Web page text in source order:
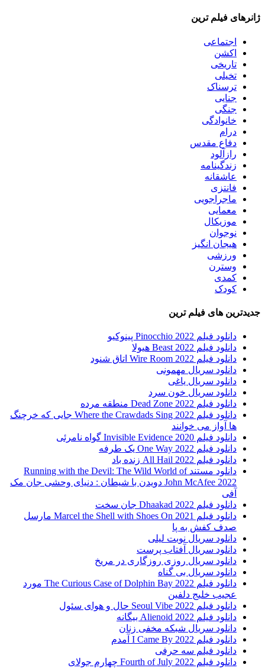
ژانرهای فیلم ترین
اجتماعی
اکشن
تاریخی
تخیلی
ترسناک
جنایی
جنگی
خانوادگی
درام
دفاع مقدس
رازآلود
زندگینامه
عاشقانه
فانتزی
ماجراجویی
معمایی
موزیکال
نوجوان
هیجان انگیز
ورزشی
وسترن
کمدی
کودک
جدیدترین های فیلم ترین
دانلود فیلم Pinocchio 2022 پینوکیو
دانلود فیلم Beast 2022 هیولا
دانلود فیلم Wire Room 2022 اتاق شنود
دانلود سریال مهمونی
دانلود سریال یاغی
دانلود سریال خون سرد
دانلود فیلم 2022 Dead Zone منطقه مرده
دانلود فیلم Where the Crawdads Sing 2022 جایی که خرچنگ
ها آواز می خوانند
دانلود فیلم 2020 Invisible Evidence گواه نامرئی
دانلود فیلم One Way 2022 یک طرفه
دانلود فیلم All Hail 2022 زنده باد
دانلود مستند Running with the Devil: The Wild World of
John McAfee 2022 دویدن با شیطان : دنیای وحشی جان مک
آفی
دانلود فیلم Dhaakad 2022 جان سخت
دانلود فیلم Marcel the Shell with Shoes On 2021 مارسل
صدف کفش به پا
دانلود سریال نوبت لیلی
دانلود سریال آفتاب پرست
دانلود سریال روزی روزگاری در مریخ
دانلود سریال بی گناه
دانلود فیلم The Curious Case of Dolphin Bay 2022 مورد
عجیب خلیج دلفین
دانلود فیلم Seoul Vibe 2022 حال و هوای سئول
دانلود فیلم Alienoid 2022 بیگانه
دانلود سریال شبکه مخفی زنان
دانلود فیلم I Came By 2022 آمدم
دانلود فیلم سه حرفی
دانلود فیلم Fourth of July 2022 چهارم جولای